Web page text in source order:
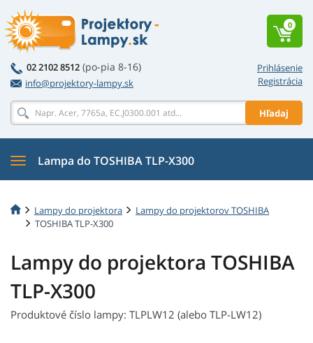
Prihlásenie
Registrácia
02 2102 8512 (po-pia 8-16)
info@projektory-lampy.sk
Hľadaj
0
Lampa do TOSHIBA TLP-X300
Lampy do projektora
Lampy do projektorov TOSHIBA
TOSHIBA TLP-X300
Lampy do projektora TOSHIBA
TLP-X300
Produktové číslo lampy: TLPLW12 (alebo TLP-LW12)